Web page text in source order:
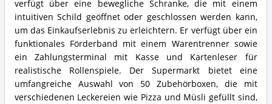
verfügt über eine bewegliche Schranke, die mit einem
intuitiven Schild geöffnet oder geschlossen werden kann,
um das Einkaufserlebnis zu erleichtern. Er verfügt über ein
funktionales Förderband mit einem Warentrenner sowie
ein Zahlungsterminal mit Kasse und Kartenleser für
realistische Rollenspiele. Der Supermarkt bietet eine
umfangreiche Auswahl von 50 Zubehörboxen, die mit
verschiedenen Leckereien wie Pizza und Müsli gefüllt sind,